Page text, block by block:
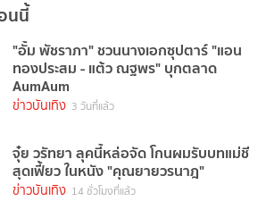
นนี้
"อั้ม พัชราภา" ชวนนางเอกซุปตาร์ "แอน
ทองประสม - แต้ว ณฐพร" บุกตลาด
AumAum
ข่าวบันเทิง 3 วันที่แล้ว
จุ๋ย วรัทยา ลุคนี้หล่อจัด โกนผมรับบทแม่ชี
สุดเฟี้ยว ในหนัง "คุณยายวรนาฎ"
ข่าวบันเทิง 14 ชั่วโมงที่แล้ว